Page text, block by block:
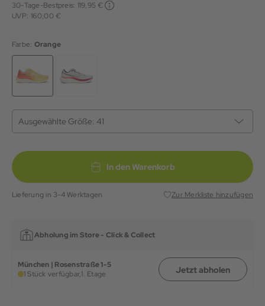
30-Tage-Bestpreis: 119,95 €
UVP: 160,00 €
Farbe: Orange
Ausgewählte Größe: 41
In den Warenkorb
Lieferung in 3-4 Werktagen Zur Merkliste hinzufügen
Abholung im Store - Click & Collect
München | Rosenstraße 1-5
1 Stück verfügbar,1. Etage Jetzt abholen